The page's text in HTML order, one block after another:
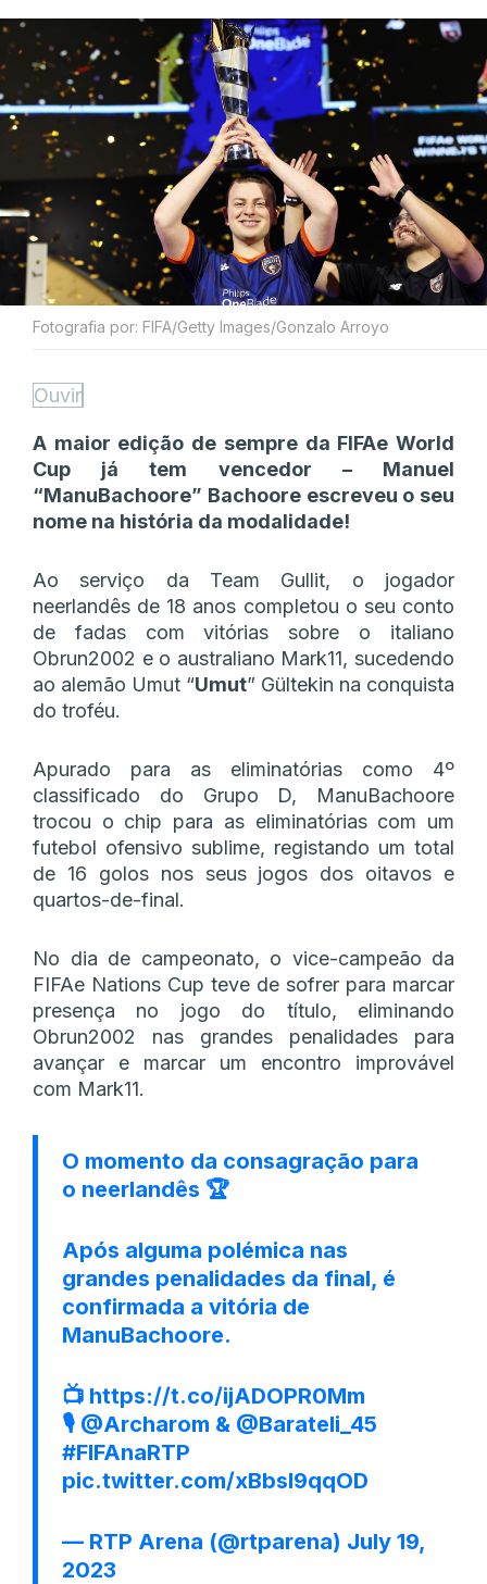
Fotografia por: FIFA/Getty Images/Gonzalo Arroyo
Ouvir
A maior edição de sempre da FIFAe World
Cup já tem vencedor – Manuel
“ManuBachoore” Bachoore escreveu o seu
nome na história da modalidade!
Ao serviço da Team Gullit, o jogador
neerlandês de 18 anos completou o seu conto
de fadas com vitórias sobre o italiano
Obrun2002 e o australiano Mark11, sucedendo
ao alemão Umut “Umut” Gültekin na conquista
do troféu.
Apurado para as eliminatórias como 4º
classificado do Grupo D, ManuBachoore
trocou o chip para as eliminatórias com um
futebol ofensivo sublime, registando um total
de 16 golos nos seus jogos dos oitavos e
quartos-de-final.
No dia de campeonato, o vice-campeão da
FIFAe Nations Cup teve de sofrer para marcar
presença no jogo do título, eliminando
Obrun2002 nas grandes penalidades para
avançar e marcar um encontro improvável
com Mark11.
O momento da consagração para
o neerlandês 🏆
Após alguma polémica nas
grandes penalidades da final, é
confirmada a vitória de
ManuBachoore.
📺 https://t.co/ijADOPR0Mm
🎙️ @Archarom & @Barateli_45
#FIFAnaRTP
pic.twitter.com/xBbsl9qqOD
— RTP Arena (@rtparena) July 19,
2023